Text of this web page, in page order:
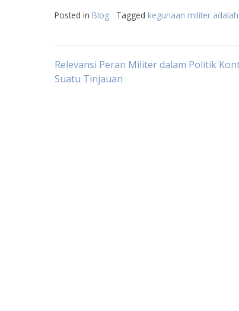
Posted in Blog Tagged kegunaan militer adalah
Post
Relevansi Peran Militer dalam Politik
Suatu Tinjauan